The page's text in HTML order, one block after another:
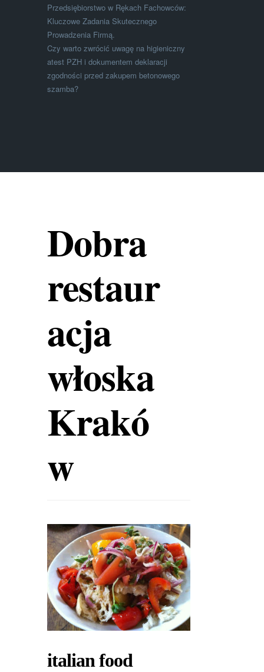
Przedsiębiorstwo w Rękach Fachowców:
Kluczowe Zadania Skutecznego
Prowadzenia Firmą.
Czy warto zwrócić uwagę na higieniczny
atest PZH i dokumentem deklaracji
zgodności przed zakupem betonowego
szamba?
Dobra
restaur
acja
włoska
Krakó
w
italian food